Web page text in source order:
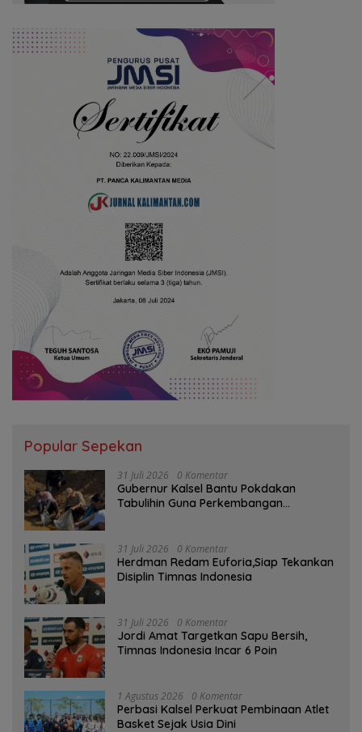
Popular Sepekan
31 Juli 2026 0 Komentar
Gubernur Kalsel Bantu Pokdakan
Tabulihin Guna Perkembangan
31 Juli 2026 0 Komentar
Herdman Redam Euforia,Siap Tekankan
Disiplin Timnas Indonesia
31 Juli 2026 0 Komentar
Jordi Amat Targetkan Sapu Bersih,
Timnas Indonesia Incar 6 Poin
1 Agustus 2026 0 Komentar
Perbasi Kalsel Perkuat Pembinaan Atlet
Basket Sejak Usia Dini